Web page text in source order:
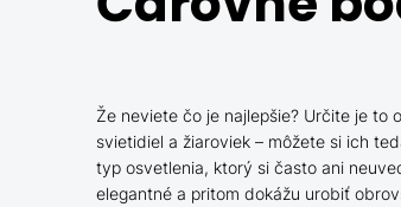
Že neviete čo je najlepšie? Určite je to
svietidiel a žiaroviek – môžete si ich
typ osvetlenia, ktorý si často ani
elegantné a pritom dokážu urobiť